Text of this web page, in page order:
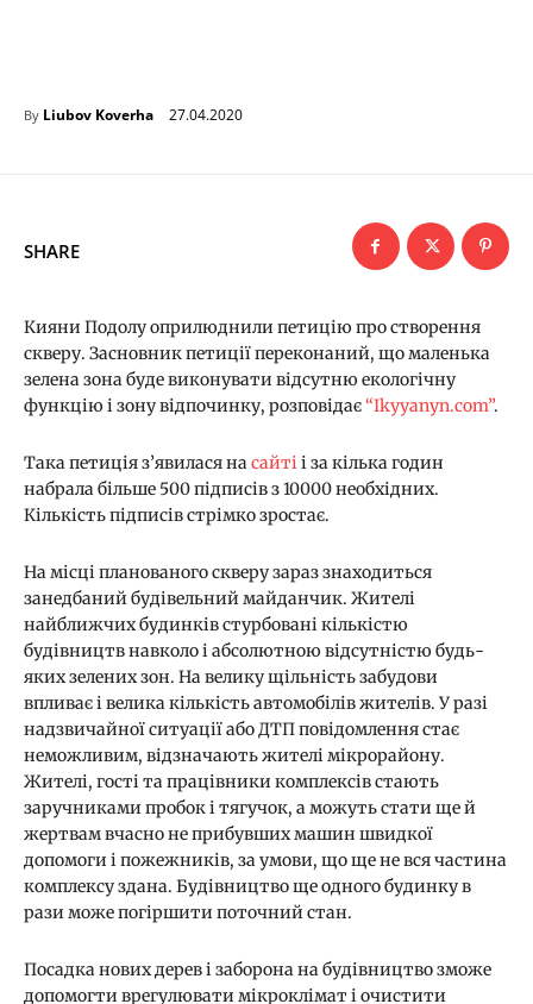
By Liubov Koverha 27.04.2020
SHARE
Кияни Подолу оприлюднили петицію про створення
скверу. Засновник петиції переконаний, що маленька
зелена зона буде виконувати відсутню екологічну
функцію і зону відпочинку, розповідає“Ikyyanyn.com”.
Така петиція з’явилася насайтіі за кілька годин
набрала більше 500 підписів з 10000 необхідних.
Кількість підписів стрімко зростає.
На місці планованого скверу зараз знаходиться
занедбаний будівельний майданчик. Жителі
найближчих будинків стурбовані кількістю
будівництв навколо і абсолютною відсутністю будь-
яких зелених зон. На велику щільність забудови
впливає і велика кількість автомобілів жителів. У разі
надзвичайної ситуації або ДТП повідомлення стає
неможливим, відзначають жителі мікрорайону.
Жителі, гості та працівники комплексів стають
заручниками пробок і тягучок, а можуть стати ще й
жертвам вчасно не прибувших машин швидкої
допомоги і пожежників, за умови, що ще не вся частина
комплексу здана. Будівництво ще одного будинку в
рази може погіршити поточний стан.
Посадка нових дерев і заборона на будівництво зможе
допомогти врегулювати мікроклімат і очистити